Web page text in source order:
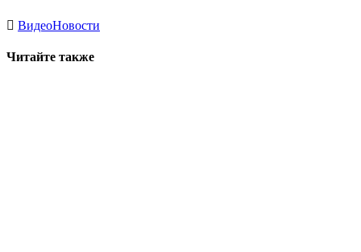
ВидеоНовости
Читайте также